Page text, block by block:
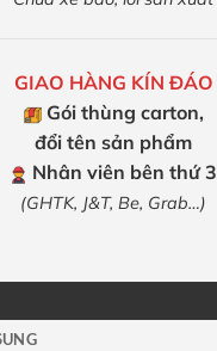
GIAO HÀNG KÍN ĐÁO
Gói thùng carton,
đổi tên sản phẩm
Nhân viên bên thứ 3
(GHTK, J&T, Be, Grab…)